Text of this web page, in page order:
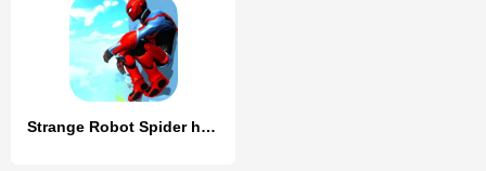
Strange Robot Spider hero Game